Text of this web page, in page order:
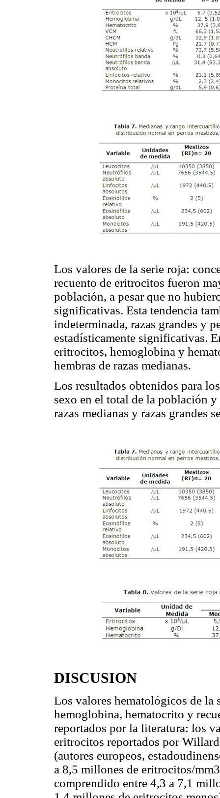
Los valores de la serie roja:
recuento de eritrocitos fueron
población, a pesar que no
significativas. Esta tendencia
indeterminada, razas grandes y
estadísticamente significativas.
eritrocitos, hemoglobina y
hembras de razas medianas.
Los resultados obtenidos para
sexo en el total de la población y
razas medianas y razas grandes
DISCUSION
Los valores hematológicos de la
hemoglobina, hematocrito y
reportados por la literatura: los
eritrocitos reportados por
(autores europeos,
a 8,5 millones de eritrocitos/
comprendido entre 4,3 a 7,1